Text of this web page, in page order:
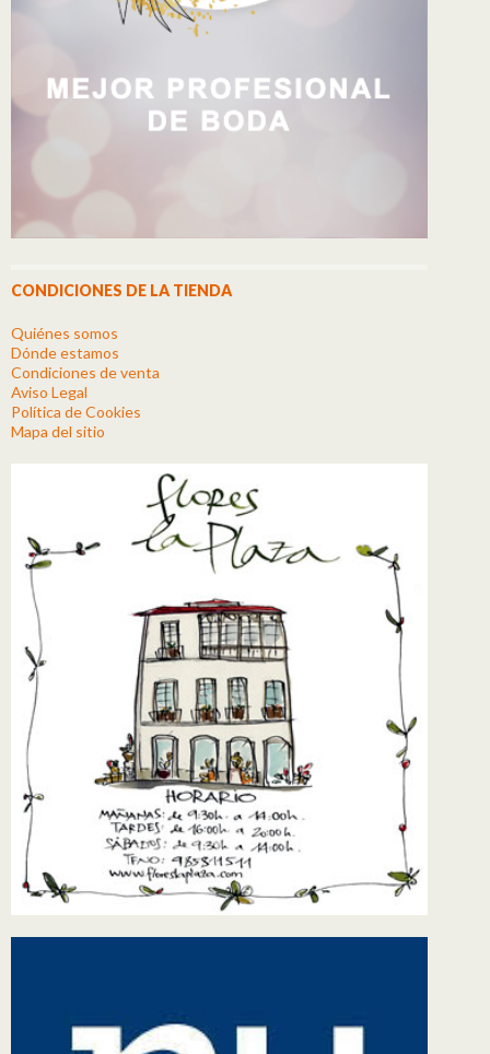
CONDICIONES DE LA TIENDA
Quiénes somos
Dónde estamos
Condiciones de venta
Aviso Legal
Política de Cookies
Mapa del sitio